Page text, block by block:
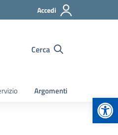
Accedi
Cerca
Argomenti